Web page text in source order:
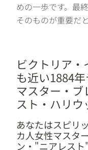
めの一歩です。最
そのものが重要だ
ビクトリア
も近い1884
マスター・ブ
スト・ハリウ
あなたはスピリ
カ人女性マスタ
ン・"ニアレス